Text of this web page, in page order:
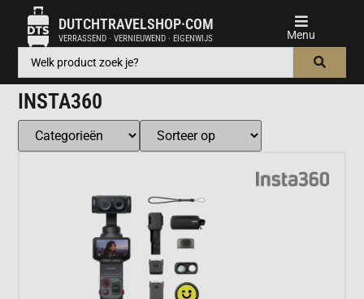
DUTCHTRAVELSHOP·COM
VERRASSEND · VERNIEUWEND · EIGENWIJS
INSTA360